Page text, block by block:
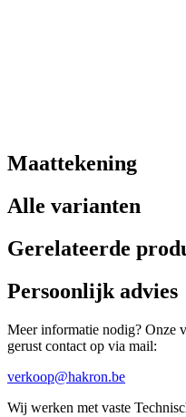
Maattekening
Alle varianten
Gerelateerde
Persoonlijk advies
Meer informatie nodig? Onze
gerust contact op via mail:
verkoop@hakron.be
Wij werken met vaste